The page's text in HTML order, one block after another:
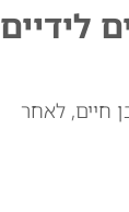
לידיים
חיים, לאחר